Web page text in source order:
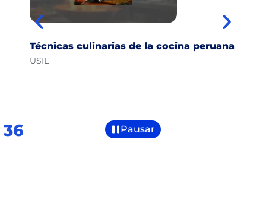
Técnicas culinarias de la cocina peruana
USIL
36 Pausar